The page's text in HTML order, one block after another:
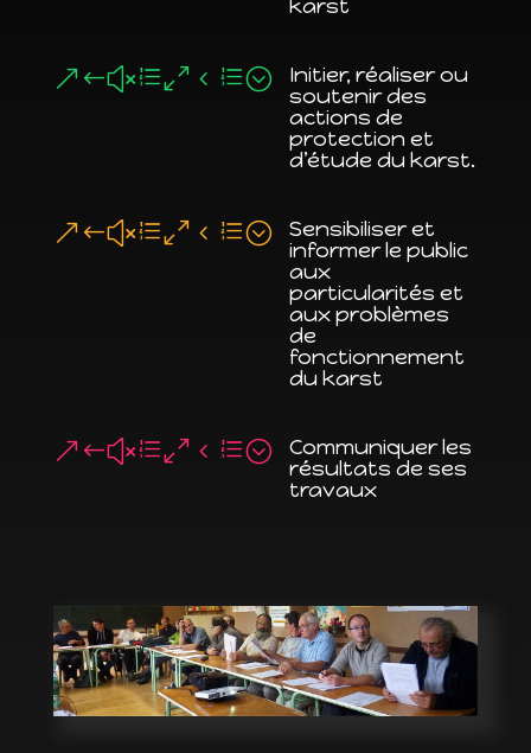
karst
&#xe04e;
Initier, réaliser ou
soutenir des
actions de
protection et
d’étude du karst.
&#xe04e;
Sensibiliser et
informer le public
aux
particularités et
aux problèmes
de
fonctionnement
du karst
&#xe04e;
Communiquer les
résultats de ses
travaux